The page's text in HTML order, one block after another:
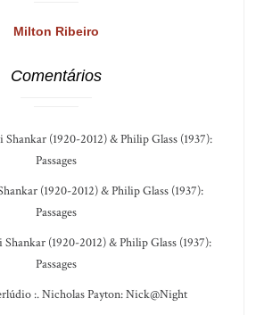
Milton Ribeiro
Comentários
Shankar (1920-2012) & Philip Glass (1937):
Passages
(1920-2012) & Philip Glass (1937):
Passages
Shankar (1920-2012) & Philip Glass (1937):
Passages
:. Nicholas Payton: Nick@Night